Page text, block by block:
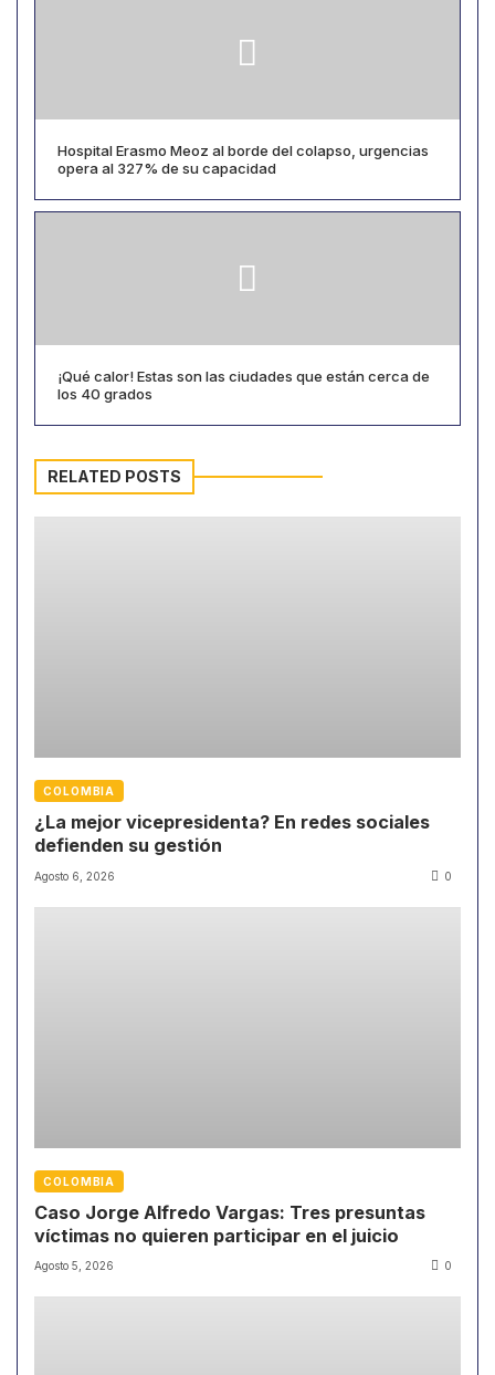
Hospital Erasmo Meoz al borde del colapso, urgencias
opera al 327% de su capacidad
¡Qué calor! Estas son las ciudades que están cerca de
los 40 grados
RELATED POSTS
COLOMBIA
¿La mejor vicepresidenta? En redes sociales
defienden su gestión
Agosto 6, 2026 0
COLOMBIA
Caso Jorge Alfredo Vargas: Tres presuntas
víctimas no quieren participar en el juicio
Agosto 5, 2026 0